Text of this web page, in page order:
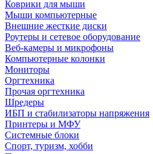
Коврики для мыши
Мыши компьютерные
Внешние жесткие диски
Роутеры и сетевое оборудование
Веб-камеры и микрофоны
Компьютерные колонки
Мониторы
Оргтехника
Прочая оргтехника
Шредеры
ИБП и стабилизаторы напряжения
Принтеры и МФУ
Системные блоки
Спорт, туризм, хобби